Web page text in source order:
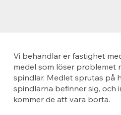
Vi behandlar er fastighet
medel som löser problemet
spindlar. Medlet sprutas på
spindlarna befinner sig, och
kommer de att vara borta.